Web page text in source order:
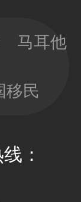
以免因政
时间成
年有效
目前换新
的要求，
放心更新
4个月，全
马耳他
移民
：